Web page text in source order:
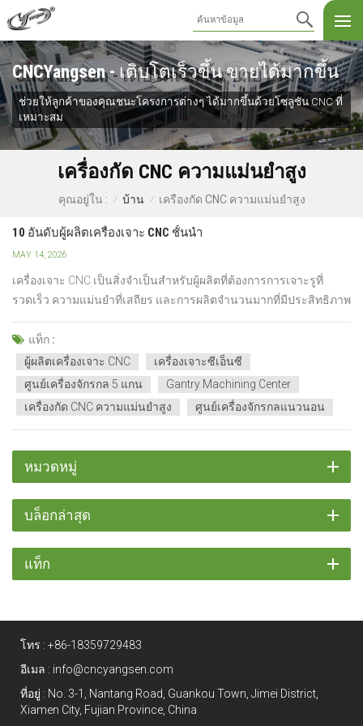
CNCYangsen - เติบโตเร็วขึ้น ขายได้มากขึ้น
ช่วยให้ลูกค้าของคุณชนะโครงการต่างๆ ได้มากขึ้นด้วยโซลูชัน CNC ที่
เหมาะสม
เครื่องกัด CNC ความแม่นยำสูง
คุณอยู่ใน : / บ้าน / เครื่องกัด CNC ความแม่นยำสูง
10 อันดับผู้ผลิตเครื่องเจาะ CNC ชั้นนำ
MAY 14, 2026
เครื่องเจาะ CNC เป็นสิ่งจำเป็นสำหรับผู้ผลิตที่ต้องการการเจาะรูที่
รวดเร็ว ความแม่นยำที่เสถียร และการผลิตจำนวนมากที่มีประสิทธิภาพ
แต่หลายบริษัทยังคงประสบปัญหา เช่น ประสิทธิภาพการเจาะต่ำ ความ
สม่ำเสมอของรูไม่ดี การสั่นสะเทือนของเครื่องจักร และการหยุดทำงาน
บ่อยครั้งเนื่องจากมีผู้ผลิตเครื่องเจาะ CNC จำนวนม...
แท็ก :
ผู้ผลิตเครื่องเจาะ CNC
เครื่องเจาะซีเอ็นซี
ศูนย์เครื่องจักรกล 5 แกน
Gantry Machining Center
เครื่องกัด CNC ความแม่นยำสูง
ศูนย์เครื่องจักรกลแนวนอน
หมวดหมู่
บล็อกล่าสุด
แท็ก
โทร : +86-18359729483
อีเมล : info@cncyangsen.com
ที่อยู่ : No. 3-1, Nantang Road, Guankou Town, Jimei District,
Xiamen City, Fujian Province, China